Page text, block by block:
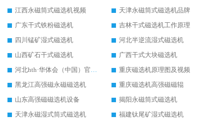
江西永磁筒式磁选机视频
天津永磁筒式磁选机品牌
广东干式铁粉磁选机
吉林干式磁选机工作原理
四川锰矿湿式磁选机
河北半逆流湿式磁选机
山西矿石干式磁选机
广西干式大块磁选机
河北hth·华体会（中国）官方网站-hth.com 工作视频
重庆磁选机原理图及视频
黑龙江高强磁永磁磁选机
重庆磁选机高强磁磁辊
山东高强磁磁选机设备
揭阳永磁筒式磁选机
天津永磁湿式筒式磁选机
福建钛尾矿湿式磁选机